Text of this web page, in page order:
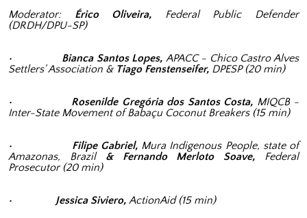
Moderator:Érico Oliveira, Federal Public Defender
(DRDH/DPU-SP)
• Bianca Santos Lopes, APACC - Chico Castro Alves
Settlers' Association & Tiago Fenstenseifer, DPESP (20 min)
• Rosenilde Gregória dos Santos Costa, MIQCB -
Inter-State Movement of Babaçu Coconut Breakers (15 min)
• Filipe Gabriel, Mura Indigenous People, state of
Amazonas, Brazil & Fernando Merloto Soave, Federal
Prosecutor (20 min)
• Jessica Siviero, ActionAid (15 min)